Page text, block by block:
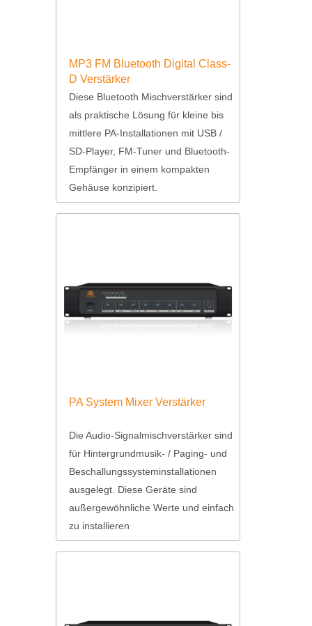
MP3 FM Bluetooth Digital Class-
D Verstärker
Diese Bluetooth Mischverstärker sind
als praktische Lösung für kleine bis
mittlere PA-Installationen mit USB /
SD-Player, FM-Tuner und Bluetooth-
Empfänger in einem kompakten
Gehäuse konzipiert.
PA System Mixer Verstärker
Die Audio-Signalmischverstärker sind
für Hintergrundmusik- / Paging- und
Beschallungssysteminstallationen
ausgelegt. Diese Geräte sind
außergewöhnliche Werte und einfach
zu installieren